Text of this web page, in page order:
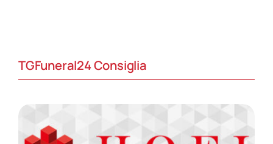
TGFuneral24 Consiglia